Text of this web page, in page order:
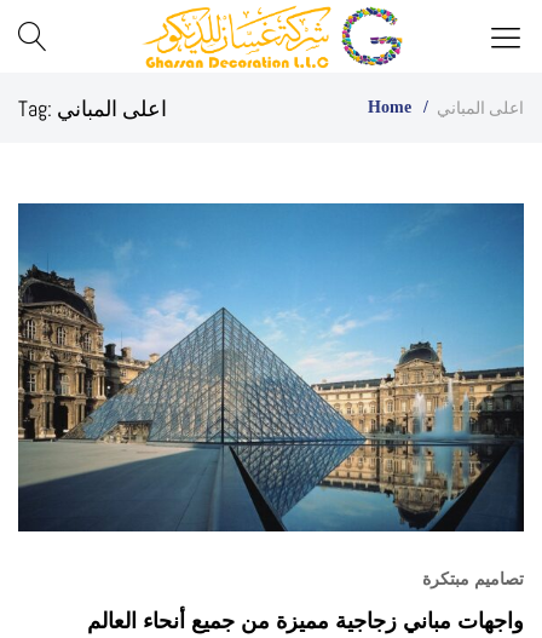
Ghassan
Best
Company
in
UAE
Tag: اعلى المباني Home اعلى المباني
تصاميم مبتكرة
واجهات مباني زجاجية مميزة من جميع أنحاء العالم